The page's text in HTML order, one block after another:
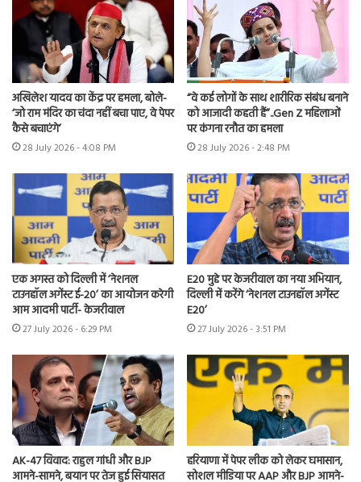
अखिलेश यादव का केंद्र पर हमला, बोले-
‘जो राम मंदिर का चंदा नहीं बचा पाए, वे पेपर
कैसे बचाएंगे’
28 July 2026 - 4:08 PM
“वे कई लोगों के साथ शारीरिक संबंध बनाने
को आजादी कहती हैं”..Gen Z महिलाओं
पर कंगना रनौत का हमला
28 July 2026 - 2:48 PM
एक अगस्त को दिल्ली में ‘नेशनल
टाउनहॉल अगेंस्ट ई-20’ का आयोजन करेगी
आम आदमी पार्टी- केजरीवाल
27 July 2026 - 6:29 PM
E20 मुद्दे पर केजरीवाल का नया अभियान,
दिल्ली में करेंगे ‘नेशनल टाउनहॉल अगेंस्ट
E20’
27 July 2026 - 3:51 PM
AK-47 विवाद: राहुल गांधी और BJP
आमने-सामने, बयान पर तेज हुई सियासत
हरियाणा में पेपर लीक को लेकर घमासान,
सोशल मीडिया पर AAP और BJP आमने-